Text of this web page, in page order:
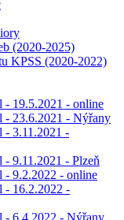
(2020-2025)
KPSS (2020-2022)
- 19.5.2021 - online
- 23.6.2021 - Nýřany
- 3.11.2021 -
9.11.2021 - Plzeň
- 9.2.2022 - online
- 16.2.2022 -
- 6.4.2022 - Nýřany